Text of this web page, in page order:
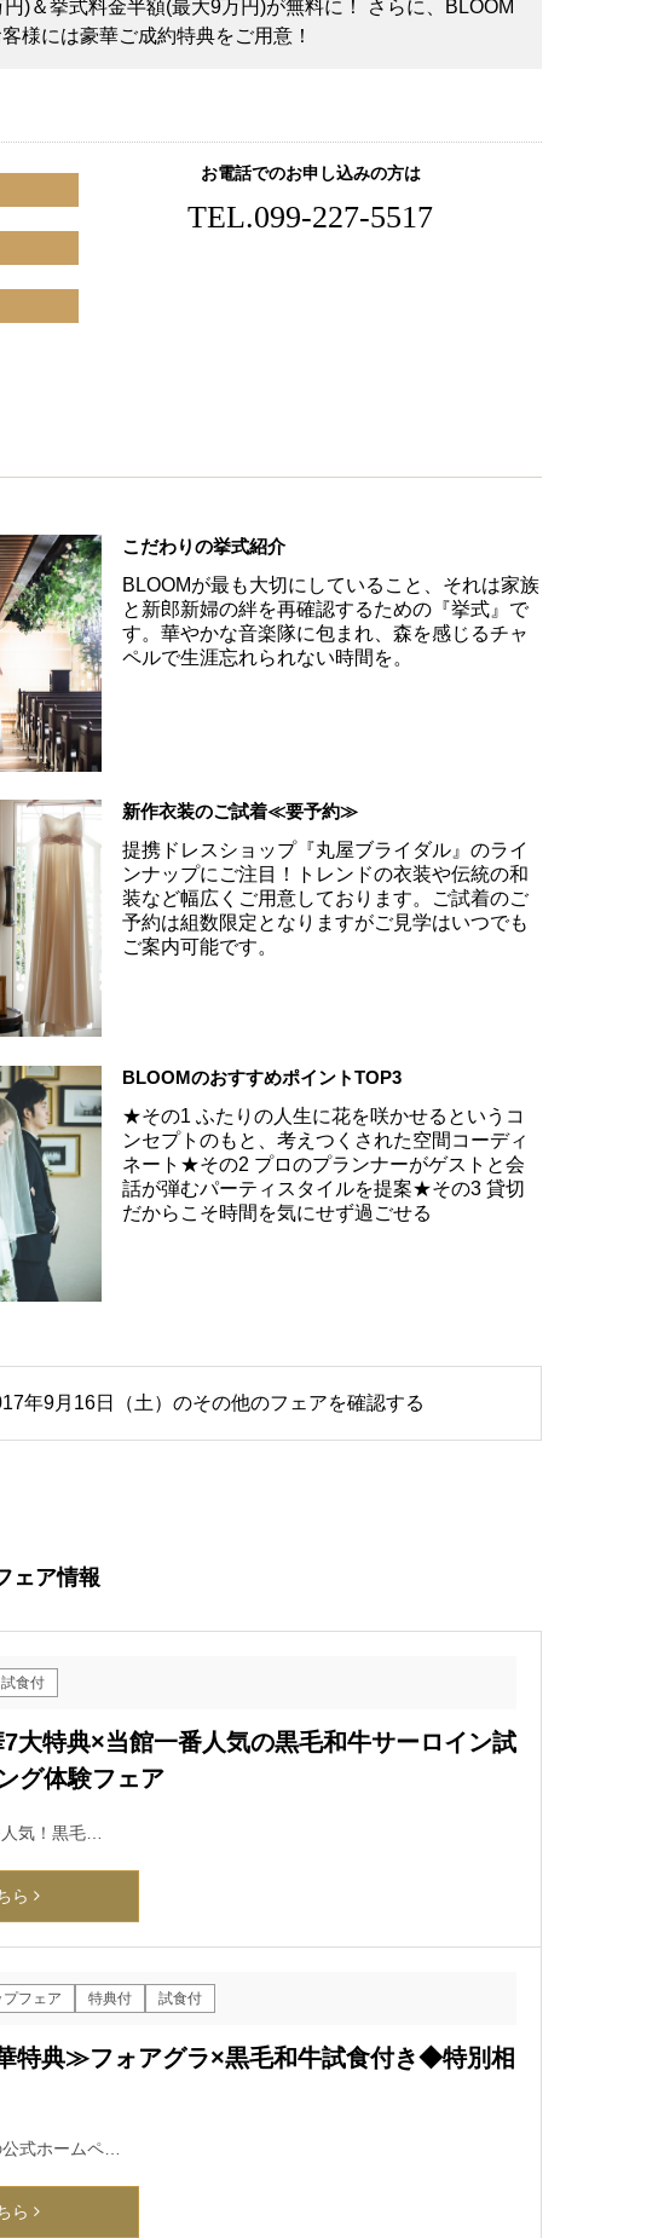
)＆挙式料金半額(最大9万円)が無料に！ さらに、BLOOM
様には豪華ご成約特典をご用意！
お電話でのお申し込みの方は
TEL.099-227-5517
こだわりの挙式紹介
BLOOMが最も大切にしていること、それは家族
と新郎新婦の絆を再確認するための『挙式』で
す。華やかな音楽隊に包まれ、森を感じるチャ
ペルで生涯忘れられない時間を。
新作衣装のご試着≪要予約≫
提携ドレスショップ『丸屋ブライダル』のライ
ンナップにご注目！トレンドの衣装や伝統の和
装など幅広くご用意しております。ご試着のご
予約は組数限定となりますがご見学はいつでも
ご案内可能です。
BLOOMのおすすめポイントTOP3
★その1 ふたりの人生に花を咲かせるというコ
ンセプトのもと、考えつくされた空間コーディ
ネート★その2 プロのプランナーがゲストと会
話が弾むパーティスタイルを提案★その3 貸切
だからこそ時間を気にせず過ごせる
年9月16日（土）のその他のフェアを確認する
ェア情報
試食付
大特典×当館一番人気の黒毛和牛サーロイン試
グ体験フェア
気！黒毛…
ら
プフェア 特典付 試食付
特典≫フォアグラ×黒毛和牛試食付き◆特別相
式ホームペ…
ら